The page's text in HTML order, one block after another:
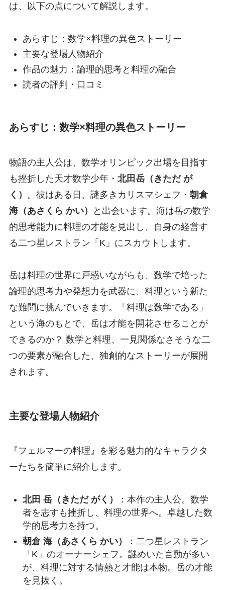
は、以下の点について解説します。
あらすじ：数学×料理の異色ストーリー
主要な登場人物紹介
作品の魅力：論理的思考と料理の融合
読者の評判・口コミ
あらすじ：数学×料理の異色ストーリー
物語の主人公は、数学オリンピック出場を目指す
も挫折した天才数学少年・ 北田岳（きただ が
く）
。彼はある日、謎多きカリスマシェフ・ 朝倉
海（あさくら かい）
と出会います。海は岳の数学
的思考能力に料理の才能を見出し、自身の経営す
る二つ星レストラン「K」にスカウトします。
岳は料理の世界に戸惑いながらも、数学で培った
論理的思考力や発想力を武器に、料理という新た
な難問に挑んでいきます。「料理は数学である」
という海のもとで、岳は才能を開花させることが
できるのか？ 数学と料理、一見関係なさそうな二
つの要素が融合した、独創的なストーリーが展開
されます。
主要な登場人物紹介
『フェルマーの料理』を彩る魅力的なキャラクタ
ーたちを簡単に紹介します。
北田 岳（きただ がく）
：本作の主人公。数学
者を志すも挫折し、料理の世界へ。卓越した数
学的思考力を持つ。
朝倉 海（あさくら かい）
：二つ星レストラン
「K」のオーナーシェフ。謎めいた言動が多い
が、料理に対する情熱と才能は本物。岳の才能
を見抜く。